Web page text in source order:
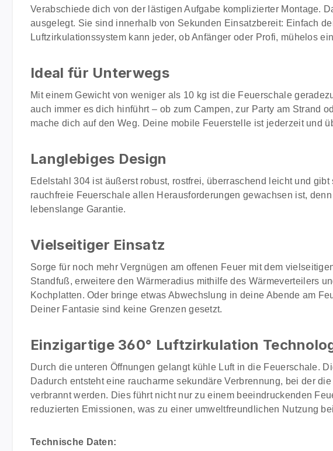
Verabschiede dich von der lästigen Aufgabe komplizierter Montage.
ausgelegt. Sie sind innerhalb von Sekunden Einsatzbereit: Einfach
Luftzirkulationssystem kann jeder, ob Anfänger oder Profi, mühelos
Ideal für Unterwegs
Mit einem Gewicht von weniger als 10 kg ist die Feuerschale
auch immer es dich hinführt – ob zum Campen, zur Party am Strand
mache dich auf den Weg. Deine mobile Feuerstelle ist jederzeit und
Langlebiges Design
Edelstahl 304 ist äußerst robust, rostfrei, überraschend leicht und
rauchfreie Feuerschale allen Herausforderungen gewachsen ist,
lebenslange Garantie.
Vielseitiger Einsatz
Sorge für noch mehr Vergnügen am offenen Feuer mit dem
Standfuß, erweitere den Wärmeradius mithilfe des Wärmeverteilers
Kochplatten. Oder bringe etwas Abwechslung in deine Abende am
Deiner Fantasie sind keine Grenzen gesetzt.
Einzigartige 360° Luftzirkulation
Durch die unteren Öffnungen gelangt kühle Luft in die Feuerschale.
Dadurch entsteht eine raucharme sekundäre Verbrennung, bei der
verbrannt werden. Dies führt nicht nur zu einem beeindruckenden
reduzierten Emissionen, was zu einer umweltfreundlichen Nutzung
Technische Daten: